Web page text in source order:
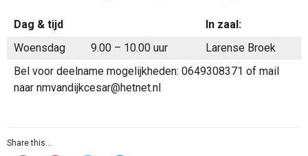
Dag & tijd
In zaal:
Woensdag
9.00 – 10.00 uur
Larense Broek
Bel voor deelname mogelijkheden: 0649308371 of mail
naar nmvandijkcesar@hetnet.nl
Share this...